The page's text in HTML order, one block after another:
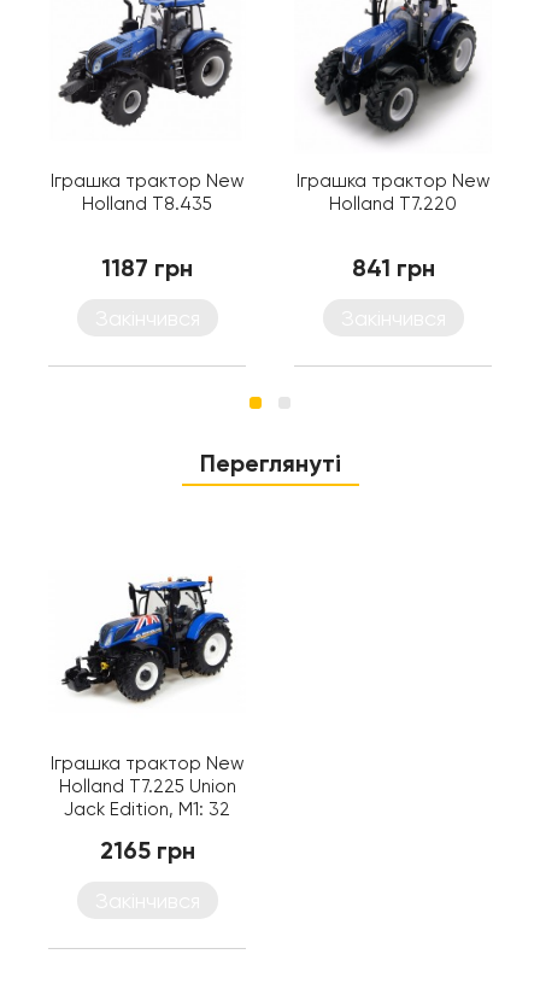
Іграшка трактор New
Holland T8.435
1187 грн
Іграшка трактор New
Holland T7.220
841 грн
Переглянуті
Іграшка трактор New
Holland Т7.225 Union
Jack Edition, M1: 32
2165 грн